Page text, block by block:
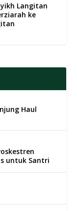
Langitan
ke
Haul
untuk Santri